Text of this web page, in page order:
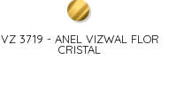
VZ 3719 - ANEL VIZWAL FLOR
CRISTAL